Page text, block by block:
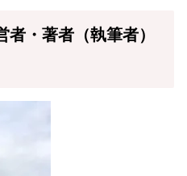
・著者（執筆者）